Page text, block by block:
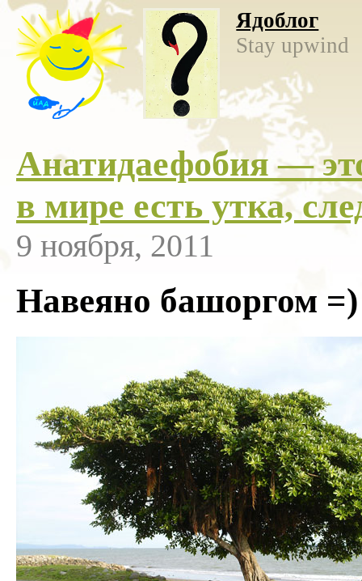
Ядоблог
Stay upwind
Анатидаефобия —
в мире есть утка,
9 ноября, 2011
Навеяно башоргом =)